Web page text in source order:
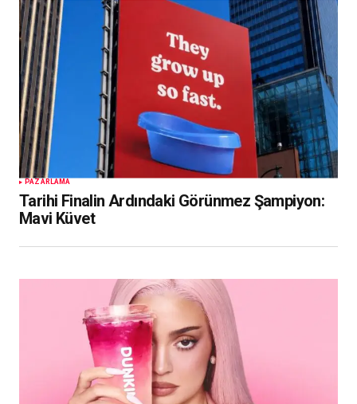
PAZARLAMA
Tarihi Finalin Ardındaki Görünmez Şampiyon:
Mavi Küvet